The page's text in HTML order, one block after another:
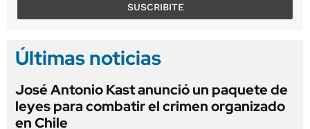
SUSCRIBITE
Últimas noticias
José Antonio Kast anunció un paquete de
leyes para combatir el crimen organizado
en Chile